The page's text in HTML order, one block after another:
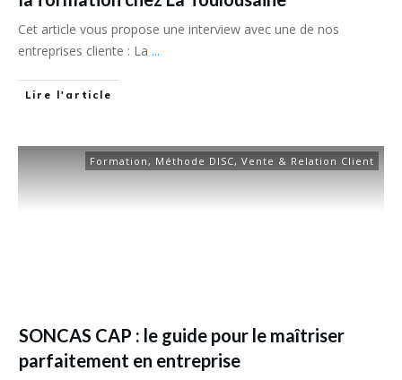
Cet article vous propose une interview avec une de nos
entreprises cliente : La ...
Lire l'article
Formation, Méthode DISC, Vente & Relation Client
SONCAS CAP : le guide pour le maîtriser
parfaitement en entreprise